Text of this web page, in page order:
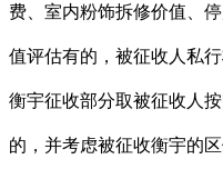
费、室内粉饰拆修价值、
值评估有的，被征收人私
衡宇征收部分取被征收人
的，并考虑被征收衡宇的